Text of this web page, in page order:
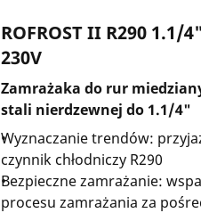
ROFROST II R290 1.1/
230V
Zamrażaka do rur
stali nierdzewnej do 1.1/4"
Wyznaczanie trendów:
czynnik chłodniczy R290
Bezpieczne zamrażanie:
procesu zamrażania za